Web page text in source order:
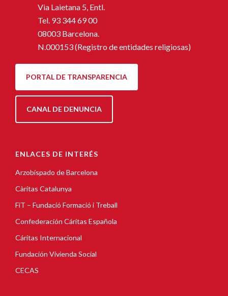
Via Laietana 5, Entl.
Tel. 93 344 69 00
08003 Barcelona.
N.000153 (Registro de entidades religiosas)
PORTAL DE TRANSPARENCIA
CANAL DE DENUNCIA
ENLACES DE INTERÉS
Arzobispado de Barcelona
Càritas Catalunya
FiT – Fundació Formació i Treball
Confederación Cáritas Española
Cáritas Internacional
Fundación Vivienda Social
CECAS